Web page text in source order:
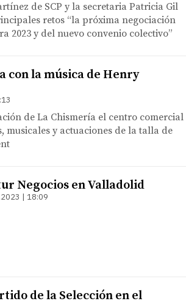
de SCP y la secretaria Patricia Gil
retos “la próxima negociación
2023 y del nuevo convenio colectivo”
con la música de Henry
de La Chismería el centro comercial
musicales y actuaciones de la talla de
Negocios en Valladolid
| 18:09
de la Selección en el